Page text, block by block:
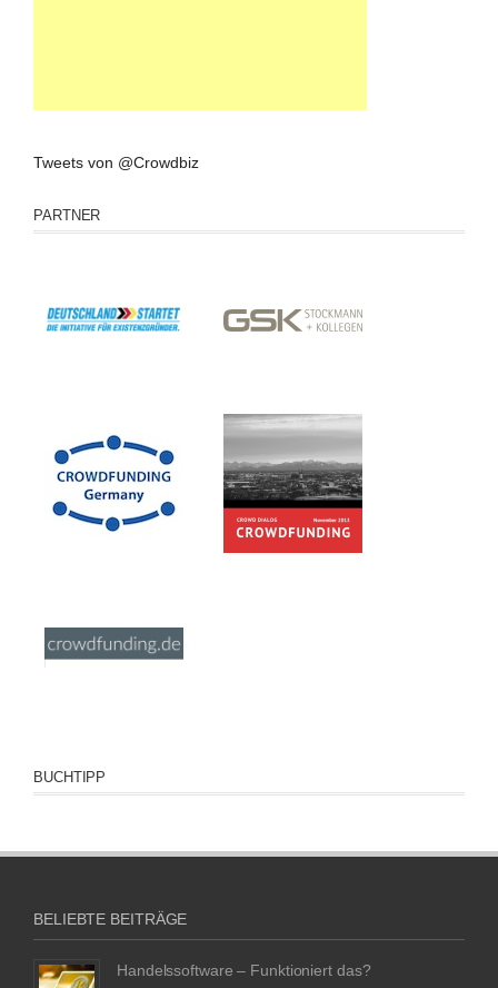
Tweets von @Crowdbiz
PARTNER
BUCHTIPP
BELIEBTE BEITRÄGE
Handelssoftware – Funktioniert das?